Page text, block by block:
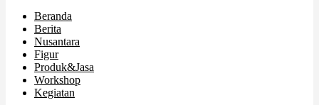
Beranda
Berita
Nusantara
Figur
Produk&Jasa
Workshop
Kegiatan